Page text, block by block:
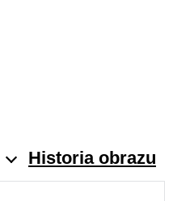
Historia obrazu